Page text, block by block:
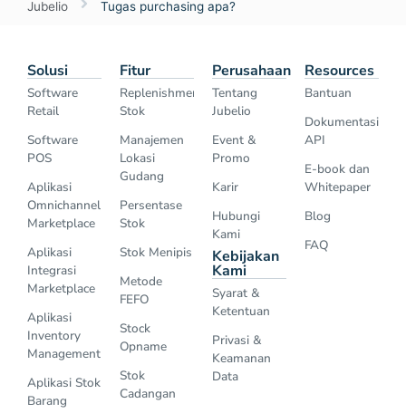
Jubelio Tugas purchasing apa?
Solusi
Software
Retail
Software
POS
Aplikasi
Omnichannel
Marketplace
Aplikasi
Integrasi
Marketplace
Aplikasi
Inventory
Management
Aplikasi Stok
Barang
Fitur
Replenishment
Stok
Manajemen
Lokasi
Gudang
Persentase
Stok
Stok Menipis
Metode
FEFO
Stock
Opname
Stok
Cadangan
Perusahaan
Tentang
Jubelio
Event &
Promo
Karir
Hubungi
Kami
Kebijakan
Kami
Syarat &
Ketentuan
Privasi &
Keamanan
Data
Resources
Bantuan
Dokumentasi
API
E-book dan
Whitepaper
Blog
FAQ